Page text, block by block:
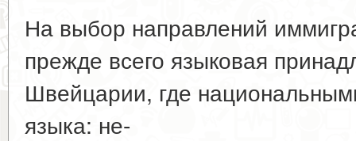
На выбор направлений
прежде всего языковая
Швейцарии, где
языка: не-